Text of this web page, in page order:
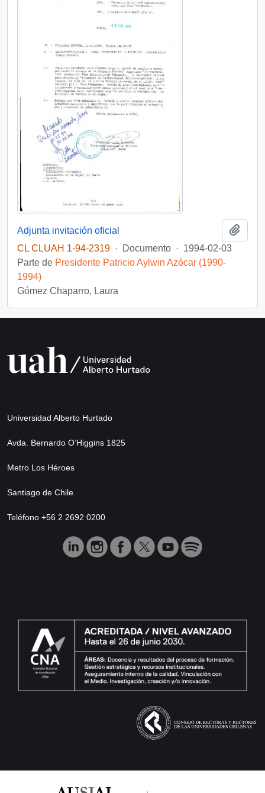
Adjunta invitación oficial
CL CLUAH 1-94-2319 · Documento · 1994-02-03
Parte de Presidente Patricio Aylwin Azócar (1990-
1994)
Gómez Chaparro, Laura
Universidad Alberto Hurtado
Avda. Bernardo O’Higgins 1825
Metro Los Héroes
Santiago de Chile
Teléfono +56 2 2692 0200